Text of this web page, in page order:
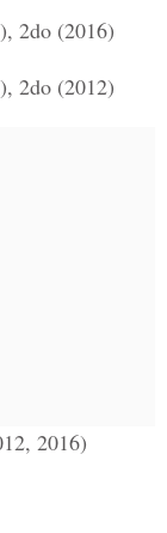
2do (2016)
2do (2012)
2016)